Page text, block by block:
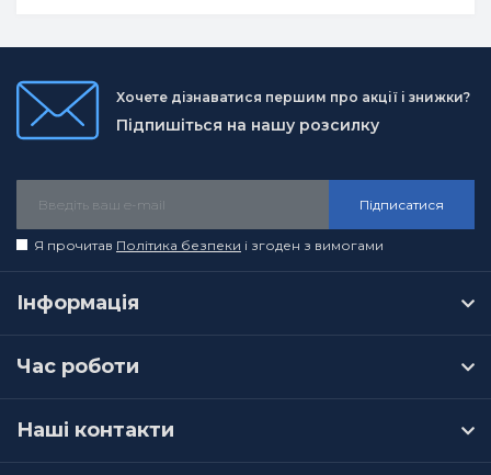
Хочете дізнаватися першим про акції і знижки?
Підпишіться на нашу розсилку
Підписатися
Я прочитав Політика безпеки і згоден з вимогами
Інформація
Час роботи
Наші контакти